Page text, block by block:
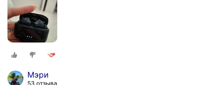
Мэри
53 отзыва